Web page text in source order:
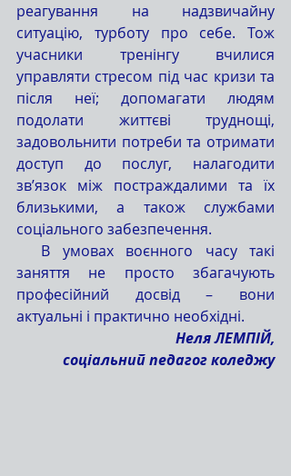
реагування на надзвичайну
ситуацію, турботу про себе. Тож
учасники тренінгу вчилися
управляти стресом під час кризи та
після неї; допомагати людям
подолати життєві труднощі,
задовольнити потреби та отримати
доступ до послуг, налагодити
зв’язок між постраждалими та їх
близькими, а також службами
соціального забезпечення.
заняття не просто збагачують
професійний досвід – вони
актуальні і практично необхідні.
Неля ЛЕМПІЙ,
соціальний педагог коледжу